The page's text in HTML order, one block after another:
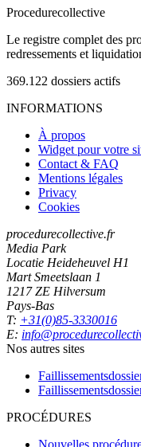
Procedurecollective
Le registre complet des
redressements et
369.122 dossiers actifs
INFORMATIONS
À propos
Widget pour votre
Contact & FAQ
Mentions légales
Privacy
Cookies
procedurecollective.fr
Media Park
Locatie Heideheuvel H1
Mart Smeetslaan 1
1217 ZE Hilversum
Pays-Bas
T: +31(0)85-3330016
E:
Nos autres sites
PROCÉDURES
Nouvelles